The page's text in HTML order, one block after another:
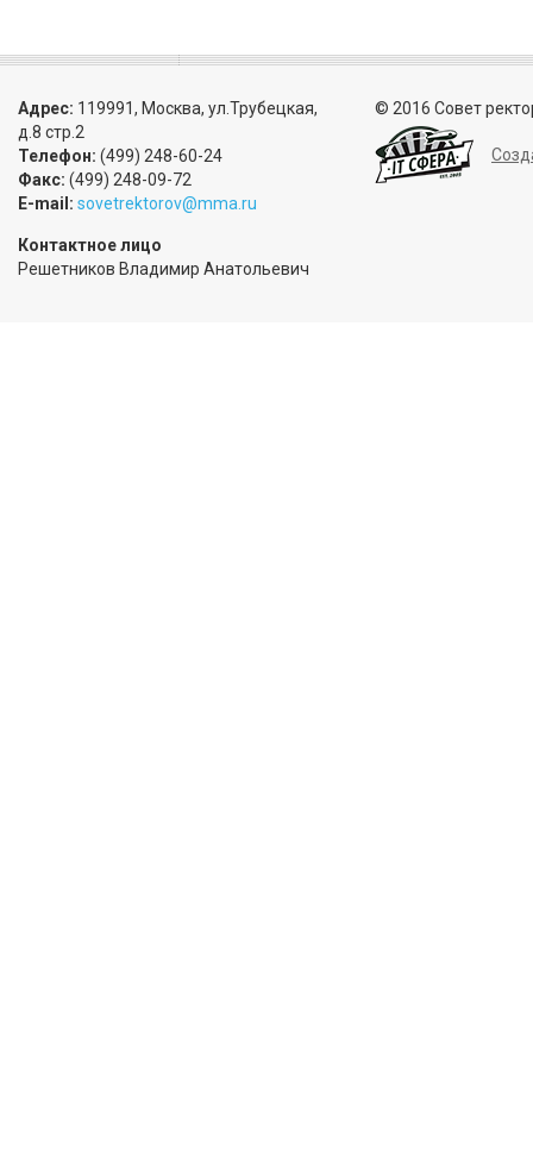
Адрес: 119991, Москва, ул.Трубецкая,
д.8 стр.2
Телефон: (499) 248-60-24
Факс: (499) 248-09-72
E-mail: sovetrektorov@mma.ru
Контактное лицо
Решетников Владимир Анатольевич
© 2016 Совет